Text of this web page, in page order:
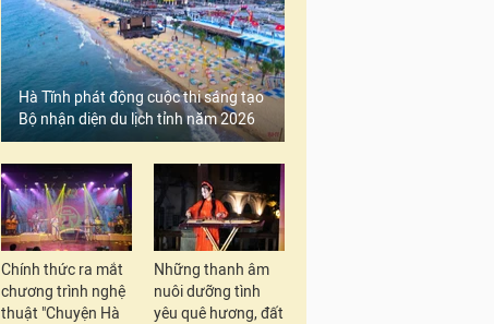
Hà Tĩnh phát động cuộc thi sáng tạo
Bộ nhận diện du lịch tỉnh năm 2026
Chính thức ra mắt
chương trình nghệ
thuật "Chuyện Hà
Những thanh âm
nuôi dưỡng tình
yêu quê hương, đất